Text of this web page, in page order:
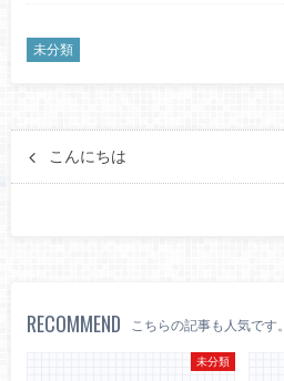
未分類
こんにちは
RECOMMEND こちらの記事も人気です。
未分類